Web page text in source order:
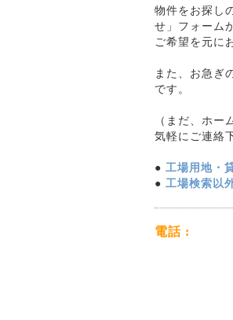
物件をお探し
せ」フォーム
ご希望を元に
また、お急ぎ
です。
（まだ、ホ
気軽にご連絡
● 工場用地・
● 工場検索以
電話 :